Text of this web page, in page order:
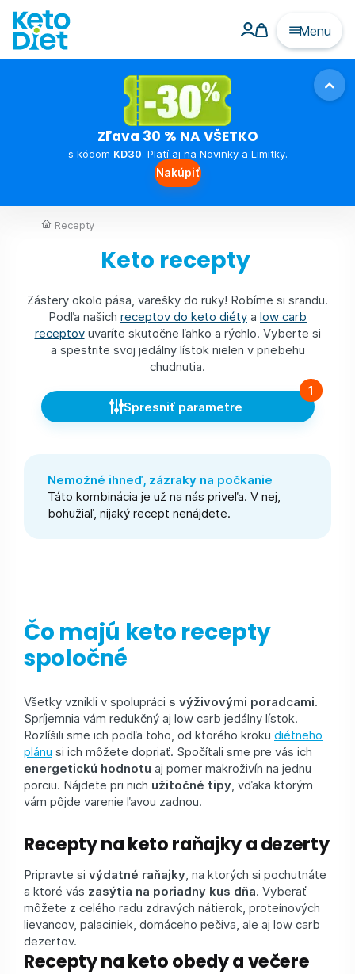
Menu
Zľava 30 % NA VŠETKO
s kódom KD30. Platí aj na Novinky a Limitky.
Nakúpiť
Recepty
Keto recepty
Zástery okolo pása, varešky do ruky! Robíme si srandu.
Podľa našich receptov do keto diéty a low carb
receptovuvaríte skutočne ľahko a rýchlo. Vyberte si
a spestrite svoj jedálny lístok nielen v priebehu
chudnutia.
Spresniť parametre
1
Nemožné ihneď, zázraky na počkanie
Táto kombinácia je už na nás priveľa. V nej,
bohužiaľ, nijaký recept nenájdete.
Čo majú keto recepty
spoločné
Všetky vznikli v spolupráci s výživovými poradcami.
Spríjemnia vám redukčný aj low carb jedálny lístok.
Rozlíšili sme ich podľa toho, od ktorého kroku diétneho
plánu si ich môžete dopriať. Spočítali sme pre vás ich
energetickú hodnotu aj pomer makroživín na jednu
porciu. Nájdete pri nich užitočné tipy, vďaka ktorým
vám pôjde varenie ľavou zadnou.
Recepty na keto raňajky a dezerty
Pripravte si výdatné raňajky , na ktorých si pochutnáte
a ktoré vás zasýtia na poriadny kus dňa. Vyberať
môžete z celého radu zdravých nátierok, proteínových
lievancov, palaciniek, domáceho pečiva, ale aj low carb
dezertov.
Recepty na keto obedy a večere